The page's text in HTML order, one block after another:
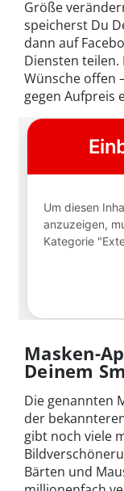
Größe
speicherst Du
dann auf
Diensten teilen.
Wünsche offen
gegen Aufpreis
Masken-
Deinem
Die genannten
der
gibt noch viele
Bärten und